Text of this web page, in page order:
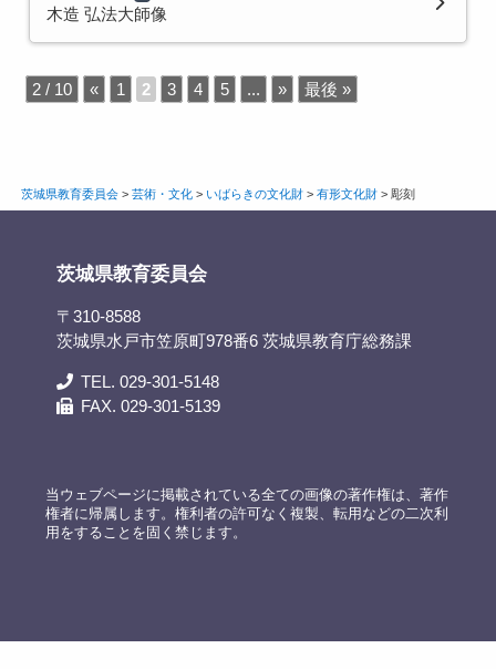
木造 弘法大師像
2 / 10 « 1 2 3 4 5 ... » 最後 »
茨城県教育委員会> 芸術・文化> いばらきの文化財> 有形文化財> 彫刻
茨城県教育委員会
〒310-8588
茨城県水戸市笠原町978番6 茨城県教育庁総務課
TEL. 029-301-5148
FAX. 029-301-5139
当ウェブページに掲載されている全ての画像の著作権は、著作
権者に帰属します。権利者の許可なく複製、転用などの二次利
用をすることを固く禁じます。